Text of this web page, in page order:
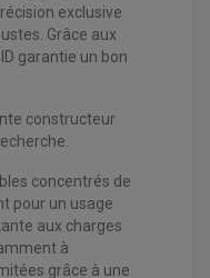
exclusive
Grâce aux
garantie un bon
constructeur
concentrés de
pour un usage
aux charges
à
grâce à une